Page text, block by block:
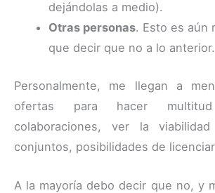
dejándolas a medio).
Otras personas. Esto es aún
que decir que no a lo anterior.
Personalmente, me llegan a
ofertas para hacer
colaboraciones, ver la
conjuntos, posibilidades de
A la mayoría debo decir que no, y